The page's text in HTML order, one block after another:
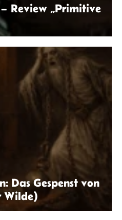
Review „Primitive
Das Gespenst von
Wilde)